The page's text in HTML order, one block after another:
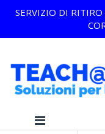
SERVIZIO DI RITIRO